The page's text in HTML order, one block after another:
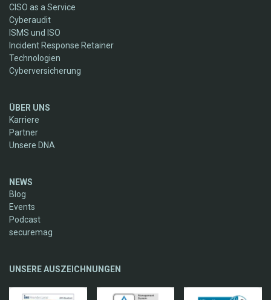
CISO as a Service
Cyberaudit
ISMS und ISO
Incident Response Retainer
Technologien
Cyberversicherung
ÜBER UNS
Karriere
Partner
Unsere DNA
NEWS
Blog
Events
Podcast
securemag
UNSERE AUSZEICHNUNGEN